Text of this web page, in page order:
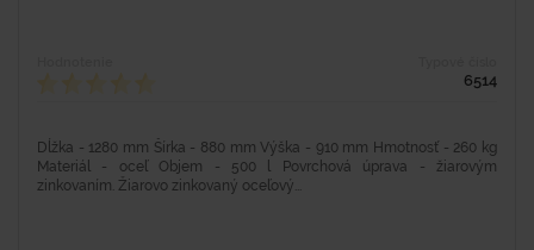
6514
Dĺžka - 1280 mm Šírka - 880 mm Výška - 910 mm Hmotnosť - 260 kg
Materiál - oceľ Objem - 500 l Povrchová úprava - žiarovým
zinkovaním. Žiarovo zinkovaný oceľový...